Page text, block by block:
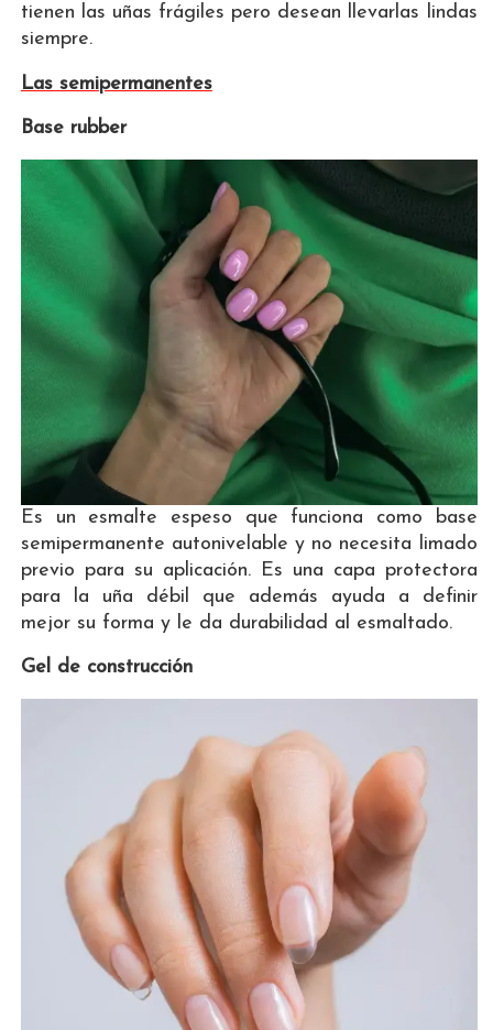
tienen las uñas frágiles pero desean llevarlas lindas
siempre.
Las semipermanentes
Base rubber
Es un esmalte espeso que funciona como base
semipermanente autonivelable y no necesita limado
previo para su aplicación. Es una capa protectora
para la uña débil que además ayuda a definir
mejor su forma y le da durabilidad al esmaltado.
Gel de construcción